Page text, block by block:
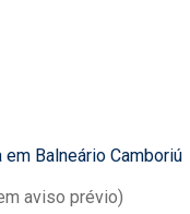
Balneário Camboriú
aviso prévio)